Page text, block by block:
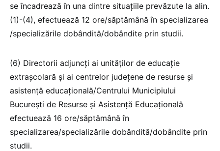
se încadrează în una dintre situațiile prevăzute la alin.
(1)-(4), efectuează 12 ore/săptămână în specializarea
/specializările dobândită/dobândite prin studii.
(6) Directorii adjuncți ai unităților de educație
extrașcolară și ai centrelor județene de resurse și
asistență educațională/Centrului Municipiului
București de Resurse și Asistență Educațională
efectuează 16 ore/săptămână în
specializarea/specializările dobândită/dobândite prin
studii.